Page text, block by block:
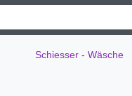
Schiesser - Wäsche